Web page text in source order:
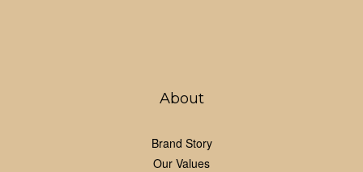
About
Brand Story
Our Values